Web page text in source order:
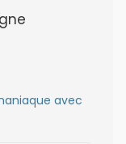
avec